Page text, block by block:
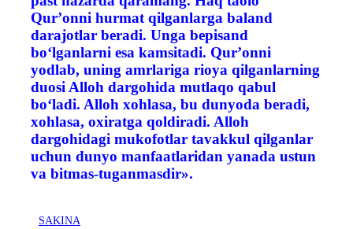
Qur’onni hurmat qilganlarga baland
darajotlar beradi. Unga bepisand
bo‘lganlarni esa kamsitadi. Qur’onni
yodlab, uning amrlariga rioya qilganlarning
duosi Alloh dargohida mutlaqo qabul
bo‘ladi. Alloh xohlasa, bu dunyoda beradi,
xohlasa, oxiratga qoldiradi. Alloh
dargohidagi mukofotlar tavakkul qilganlar
uchun dunyo manfaatlaridan yanada ustun
va bitmas-tuganmasdir».
SAKINA